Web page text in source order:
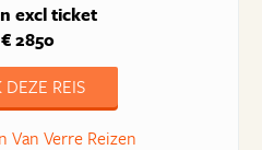
excl ticket
2850
DEZE REIS
Van Verre Reizen